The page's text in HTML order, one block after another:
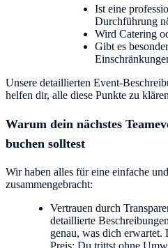
Ist eine
Durchführung
Wird Catering
Gibt es
Unsere detaillierten Event-
helfen dir, alle diese Punkte zu
Warum dein nächstes
buchen solltest
Wir haben alles für eine einfache
zusammengebracht:
Vertrauen durch
detaillierte
genau, was dich
Preis: Du trittst ohne